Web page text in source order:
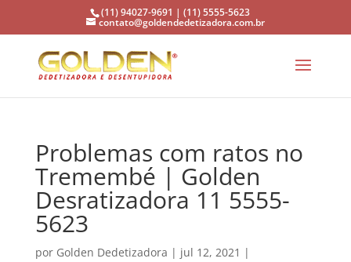
(11) 94027-9691 | (11) 5555-5623
contato@goldendedetizadora.com.br
Problemas com ratos no
Tremembé | Golden
Desratizadora 11 5555-
5623
por Golden Dedetizadora | jul 12, 2021 |